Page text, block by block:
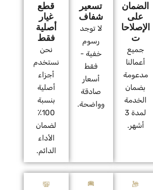
الضمان
على
الإصلاحا
ت
جميع
أعمالنا
مدعومة
بضمان
الخدمة
لمدة 3
أشهر.
تسعير
شفاف
لا توجد
رسوم
خفية -
فقط
أسعار
صادقة
وواضحة.
قطع
غيار
أصلية
فقط
نحن
نستخدم
أجزاء
أصلية
بنسبة
100٪
لضمان
الأداء
الدائم.